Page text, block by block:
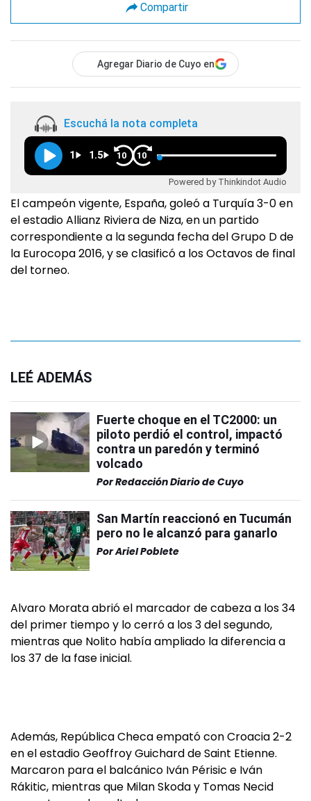
Compartir
Agregar Diario de Cuyo en
Escuchá la nota completa
1 1.5 10 10
Powered by Thinkindot Audio
El campeón vigente, España, goleó a Turquía 3-0 en
el estadio Allianz Riviera de Niza, en un partido
correspondiente a la segunda fecha del Grupo D de
la Eurocopa 2016, y se clasificó a los Octavos de final
del torneo.
LEÉ ADEMÁS
Fuerte choque en el TC2000: un
piloto perdió el control, impactó
contra un paredón y terminó
volcado
PorRedacción Diario de Cuyo
San Martín reaccionó en Tucumán
pero no le alcanzó para ganarlo
PorAriel Poblete
Alvaro Morata abrió el marcador de cabeza a los 34
del primer tiempo y lo cerró a los 3 del segundo,
mientras que Nolito había ampliado la diferencia a
los 37 de la fase inicial.
Además, República Checa empató con Croacia 2-2
en el estadio Geoffroy Guichard de Saint Etienne.
Marcaron para el balcánico Iván Périsic e Iván
Rákitic, mientras que Milan Skoda y Tomas Necid